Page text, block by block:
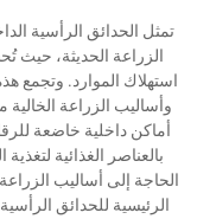
تمثل الحدائق الرأسية
الزراعة الحديثة،
استهلاك الموارد. وتجمع
وأساليب الزراعة الخالية
أماكن داخلية خاضعة
بالعناصر الغذائية
الحاجة إلى أساليب
الرئيسية للحدائق